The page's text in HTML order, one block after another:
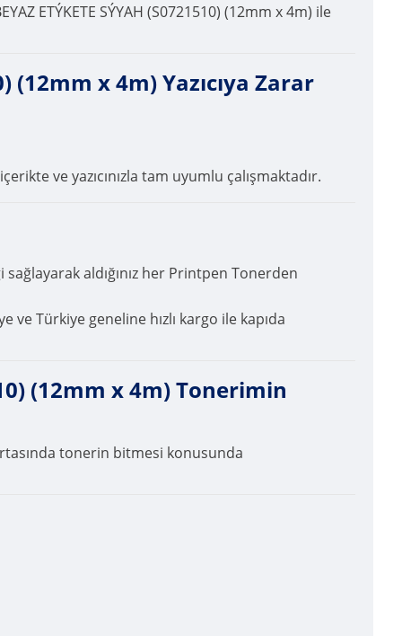
ETÝKETE SÝYAH (S0721510) (12mm x 4m) ile
(12mm x 4m) Yazıcıya Zarar
ve yazıcınızla tam uyumlu çalışmaktadır.
aldığınız her Printpen Tonerden
Türkiye geneline hızlı kargo ile kapıda
(12mm x 4m) Tonerimin
tonerin bitmesi konusunda